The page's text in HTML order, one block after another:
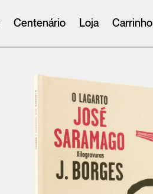
Centenário Loja Carrinho